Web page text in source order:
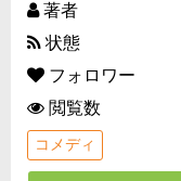
著者
状態
フォロワー
閲覧数
コメディ